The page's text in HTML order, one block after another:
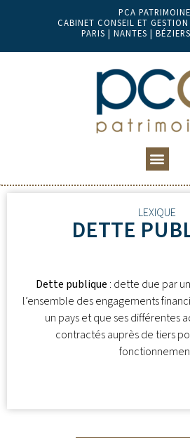
PCA
CABINET CONSEIL ET
PARIS | NANTES |
LEXIQUE
DETTE
Dette publique : dette due par
l’ensemble des engagements
un pays et que ses différentes
contractés auprès de tiers